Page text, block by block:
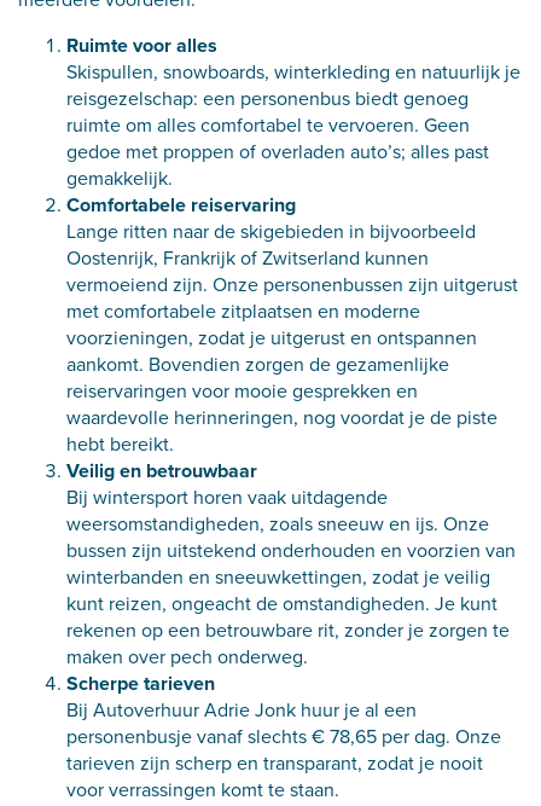
Ruimte voor alles
Skispullen, snowboards, winterkleding en natuurlijk je
reisgezelschap: een personenbus biedt genoeg
ruimte om alles comfortabel te vervoeren. Geen
gedoe met proppen of overladen auto’s; alles past
gemakkelijk.
Comfortabele reiservaring
Lange ritten naar de skigebieden in bijvoorbeeld
Oostenrijk, Frankrijk of Zwitserland kunnen
vermoeiend zijn. Onze personenbussen zijn uitgerust
met comfortabele zitplaatsen en moderne
voorzieningen, zodat je uitgerust en ontspannen
aankomt. Bovendien zorgen de gezamenlijke
reiservaringen voor mooie gesprekken en
waardevolle herinneringen, nog voordat je de piste
hebt bereikt.
Veilig en betrouwbaar
Bij wintersport horen vaak uitdagende
weersomstandigheden, zoals sneeuw en ijs. Onze
bussen zijn uitstekend onderhouden en voorzien van
winterbanden en sneeuwkettingen, zodat je veilig
kunt reizen, ongeacht de omstandigheden. Je kunt
rekenen op een betrouwbare rit, zonder je zorgen te
maken over pech onderweg.
Scherpe tarieven
Bij Autoverhuur Adrie Jonk huur je al een
personenbusje vanaf slechts € 78,65 per dag. Onze
tarieven zijn scherp en transparant, zodat je nooit
voor verrassingen komt te staan.